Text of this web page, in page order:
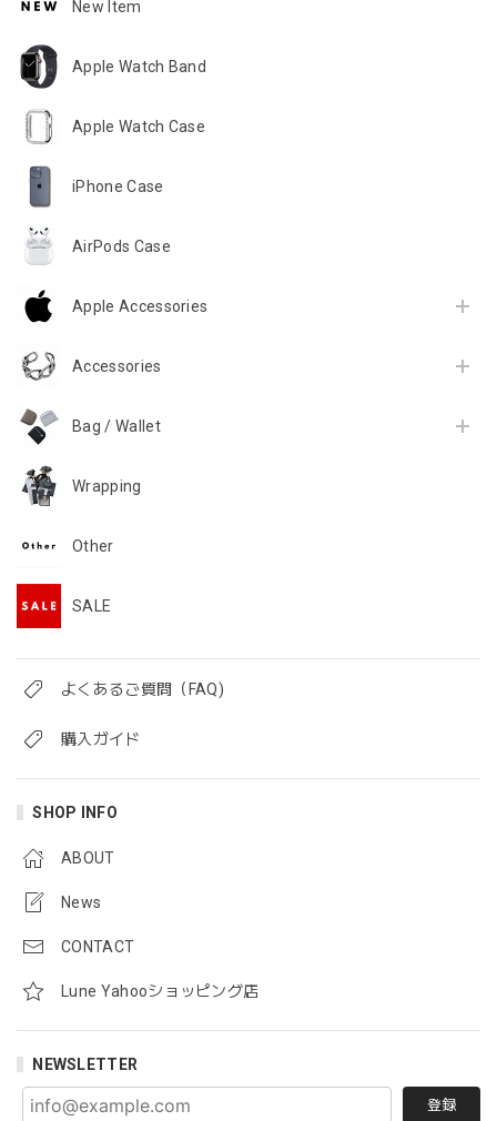
New Item
Apple Watch Band
Apple Watch Case
iPhone Case
AirPods Case
Apple Accessories
Accessories
Bag / Wallet
Wrapping
Other
SALE
よくあるご質問（FAQ)
購入ガイド
SHOP INFO
ABOUT
News
CONTACT
Lune Yahooショッピング店
NEWSLETTER
登録